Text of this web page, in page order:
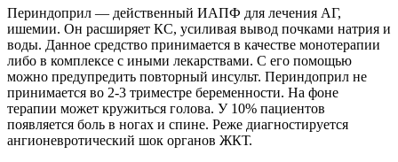
Периндоприл — действенный ИАПФ для лечения АГ,
ишемии. Он расширяет КС, усиливая вывод почками натрия и
воды. Данное средство принимается в качестве монотерапии
либо в комплексе с иными лекарствами. С его помощью
можно предупредить повторный инсульт. Периндоприл не
принимается во 2-3 триместре беременности. На фоне
терапии может кружиться голова. У 10% пациентов
появляется боль в ногах и спине. Реже диагностируется
ангионевротический шок органов ЖКТ.